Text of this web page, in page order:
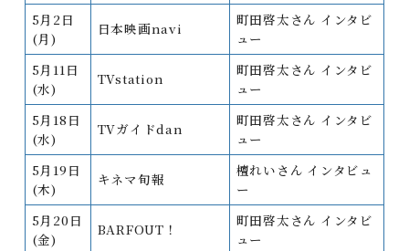
5月2日
(月)
日本映画navi
町田啓太さん インタビ
ュー
5月11日
(水)
TVstation
町田啓太さん インタビ
ュー
5月18日
(水)
TVガイドdan
町田啓太さん インタビ
ュー
5月19日
(木)
キネマ旬報
檀れいさん インタビュ
ー
5月20日
(金)
BARFOUT！
町田啓太さん インタビ
ュー